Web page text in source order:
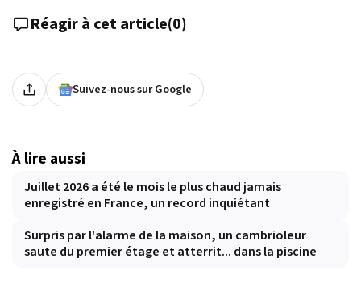
Réagir à cet article(0)
Suivez-nous sur Google
À lire aussi
Juillet 2026 a été le mois le plus chaud jamais
enregistré en France, un record inquiétant
Surpris par l'alarme de la maison, un cambrioleur
saute du premier étage et atterrit... dans la piscine